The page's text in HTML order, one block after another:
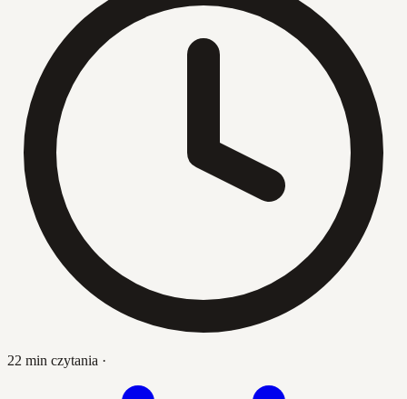
22 min czytania ·